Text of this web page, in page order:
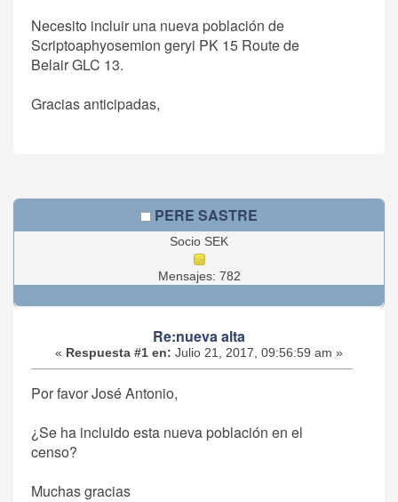
Necesito incluir una nueva población de
Scriptoaphyosemion geryi PK 15 Route de
Belair GLC 13.
Gracias anticipadas,
PERE SASTRE
Socio SEK
Mensajes: 782
Re:nueva alta
« Respuesta #1 en: Julio 21, 2017, 09:56:59 am »
Por favor José Antonio,
¿Se ha incluido esta nueva población en el
censo?
Muchas gracias